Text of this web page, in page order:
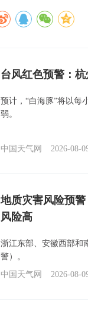
台风红色预警：
预计，“白海豚”将以每
弱。
中国天气网 2026-08-
地质灾害风险预
风险高
浙江东部、安徽西部和
警）。
中国天气网
2026-08-